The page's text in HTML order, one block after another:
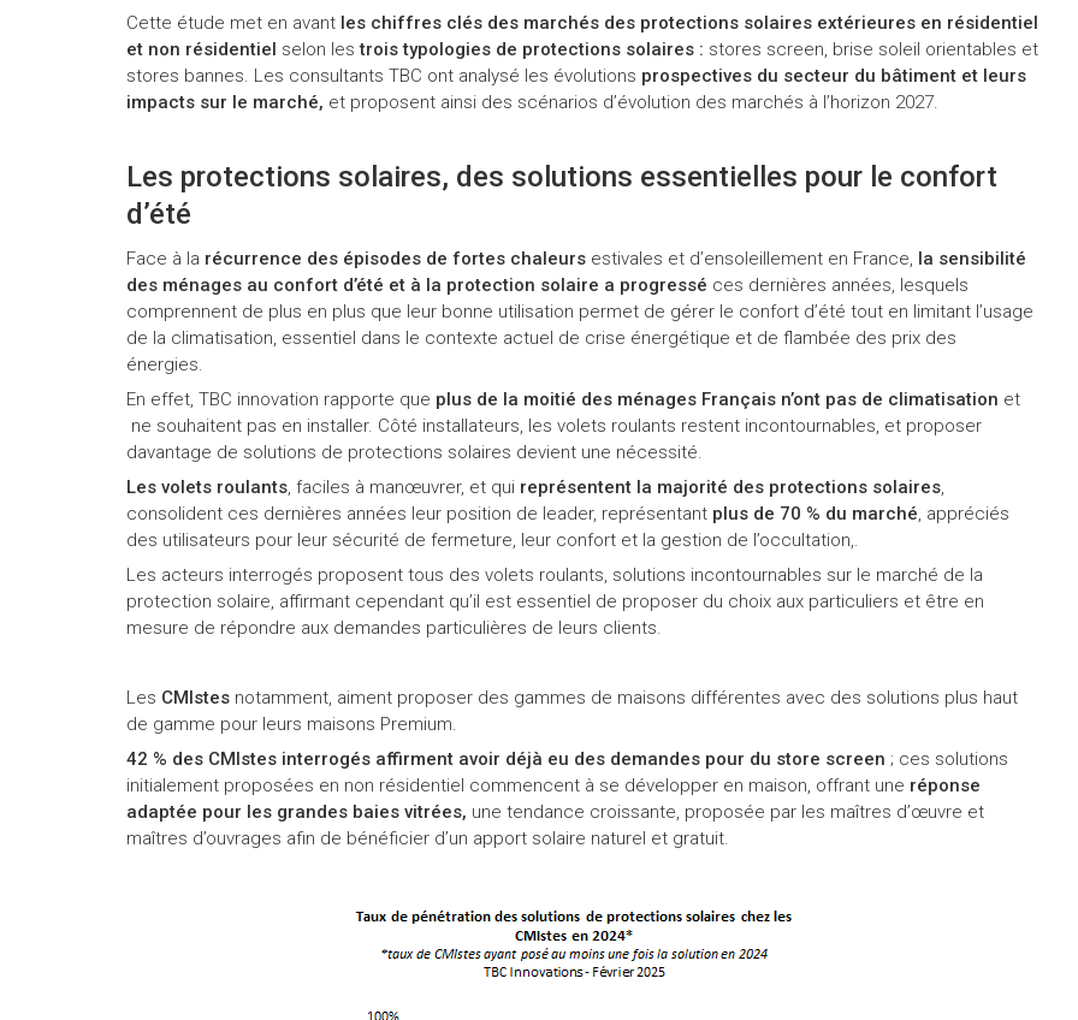
Cette étude met en avant les chiffres clés des marchés des protections solaires extérieures en résidentiel
et non résidentiel selon lestrois typologies de protections solaires : stores screen, brise soleil orientables et
stores bannes. Les consultants TBC ont analysé les évolutions prospectives du secteur du bâtiment et leurs
impacts sur le marché, et proposent ainsi des scénarios d’évolution des marchés à l’horizon 2027.
Les protections solaires, des solutions essentielles pour le confort
d’été
Face à la récurrence des épisodes de fortes chaleursestivales et d’ensoleillement en France, la sensibilité
des ménages au confort d’été et à la protection solaire a progressé ces dernières années, lesquels
comprennent de plus en plus que leur bonne utilisation permet de gérer le confort d’été tout en limitant l’usage
de la climatisation, essentiel dans le contexte actuel de crise énergétique et de flambée des prix des
énergies.
En effet, TBC innovation rapporte que plus de la moitié des ménages Français n’ont pas de climatisation et
ne souhaitent pas en installer. Côté installateurs, les volets roulants restent incontournables, et proposer
davantage de solutions de protections solaires devient une nécessité.
Les volets roulants, faciles à manœuvrer, et qui représentent la majorité des protections solaires,
consolident ces dernières années leur position de leader, représentant plus de 70 % du marché, appréciés
des utilisateurs pour leur sécurité de fermeture, leur confort et la gestion de l’occultation,.
Les acteurs interrogés proposent tous des volets roulants, solutions incontournables sur le marché de la
protection solaire, affirmant cependant qu’il est essentiel de proposer du choix aux particuliers et être en
mesure de répondre aux demandes particulières de leurs clients.
Les CMIstes notamment, aiment proposer des gammes de maisons différentes avec des solutions plus haut
de gamme pour leurs maisons Premium.
42 % des CMIstes interrogés affirment avoir déjà eu des demandes pour du store screen ; ces solutions
initialement proposées en non résidentiel commencent à se développer en maison, offrant une réponse
adaptée pour les grandes baies vitrées, une tendance croissante, proposée par les maîtres d’œuvre et
maîtres d’ouvrages afin de bénéficier d’un apport solaire naturel et gratuit.